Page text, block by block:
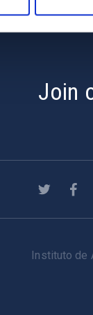
Join
Instituto de